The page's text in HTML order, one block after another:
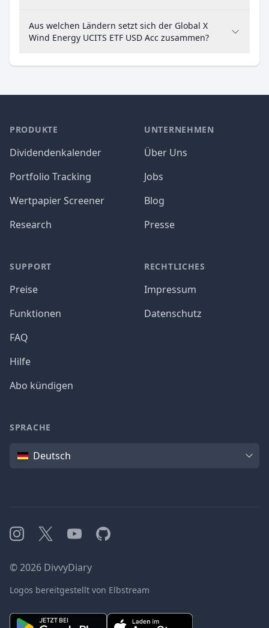
Aus welchen Ländern setzt sich der Global X
Wind Energy UCITS ETF USD Acc zusammen?
PRODUKTE
Dividendenkalender
Portfolio Tracking
Wertpapier Screener
Research
SUPPORT
Preise
Funktionen
FAQ
Hilfe
Abo kündigen
UNTERNEHMEN
Über Uns
Jobs
Blog
Presse
RECHTLICHES
Impressum
Datenschutz
SPRACHE
SpracheDeutsch
Instagram
X YouTubeGitHub
©2026 DivvyDiary
Logos bereitgestellt von Elbstream